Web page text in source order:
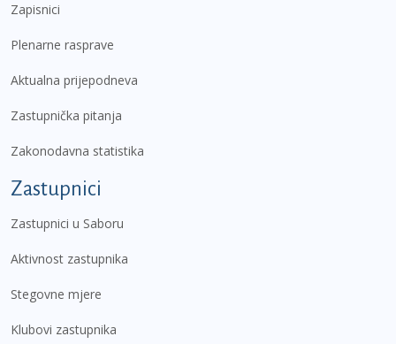
Zapisnici
Plenarne rasprave
Aktualna prijepodneva
Zastupnička pitanja
Zakonodavna statistika
Zastupnici
Zastupnici u Saboru
Aktivnost zastupnika
Stegovne mjere
Klubovi zastupnika